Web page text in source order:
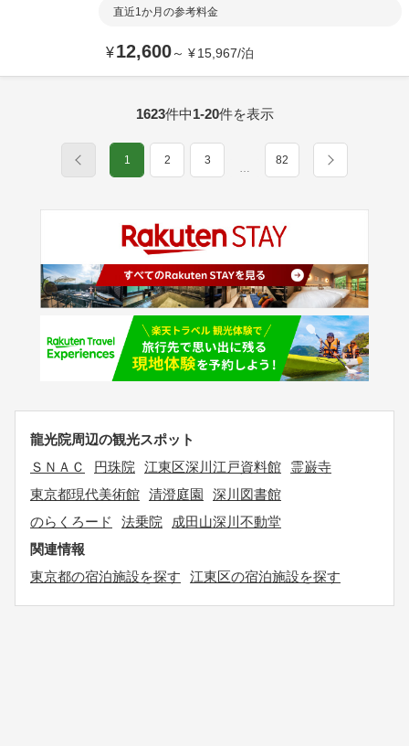
直近1か月の参考料金
¥12,600～ ¥15,967/泊
1623件中1-20件を表示
1 2 3
…
82
龍光院周辺の観光スポット
ＳＮＡＣ
円珠院 江東区深川江戸資料館
霊巌寺
東京都現代美術館 清澄庭園
深川図書館
のらくろード
法乗院
成田山深川不動堂
関連情報
東京都の宿泊施設を探す
江東区の宿泊施設を探す